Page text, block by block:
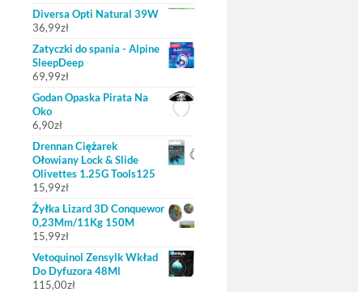
Diversa Opti Natural 39W
36,99zł
Zatyczki do spania - Alpine
SleepDeep
69,99zł
Godan Opaska Pirata Na
Oko
6,90zł
Drennan Ciężarek
Ołowiany Lock & Slide
Olivettes 1.25G Tools125
15,99zł
Żyłka Lizard 3D Conquewor
0,23Mm/11Kg 150M
15,99zł
Vetoquinol Zensylk Wkład
Do Dyfuzora 48Ml
115,00zł